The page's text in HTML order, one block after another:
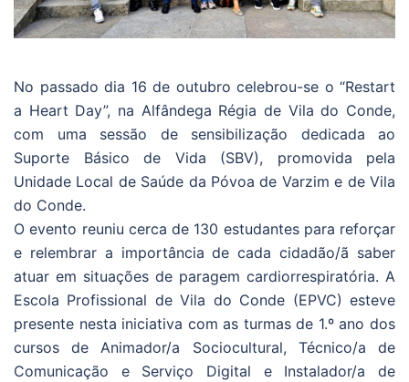
No passado dia 16 de outubro celebrou-se o “Restart
a Heart Day”, na Alfândega Régia de Vila do Conde,
com uma sessão de sensibilização dedicada ao
Suporte Básico de Vida (SBV), promovida pela
Unidade Local de Saúde da Póvoa de Varzim e de Vila
do Conde.
O evento reuniu cerca de 130 estudantes para reforçar
e relembrar a importância de cada cidadão/ã saber
atuar em situações de paragem cardiorrespiratória. A
Escola Profissional de Vila do Conde (EPVC) esteve
presente nesta iniciativa com as turmas de 1.º ano dos
cursos de Animador/a Sociocultural, Técnico/a de
Comunicação e Serviço Digital e Instalador/a de